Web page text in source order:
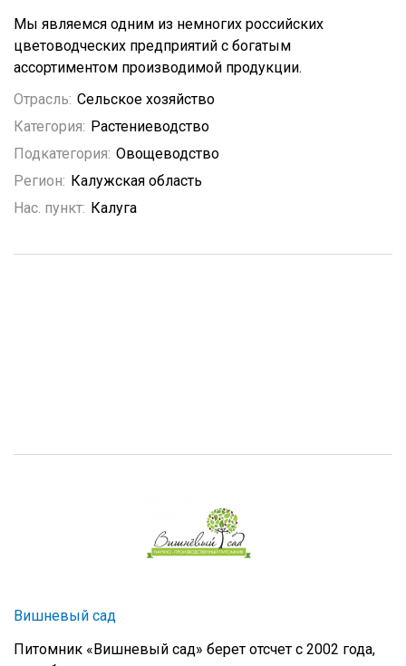
Мы являемся одним из немногих российских
цветоводческих предприятий с богатым
ассортиментом производимой продукции.
Отрасль: Сельское хозяйство
Категория: Растениеводство
Подкатегория: Овощеводство
Регион: Калужская область
Нас. пункт: Калуга
Вишневый сад
Питомник «Вишневый сад» берет отсчет с 2002 года,